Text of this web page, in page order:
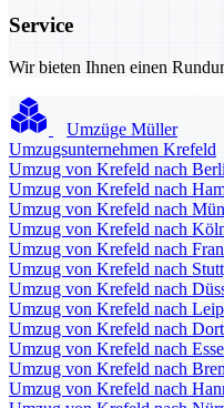
Service
Wir bieten Ihnen einen
Umzüge Müller
Umzugsunternehmen Krefeld
Umzug von Krefeld nach
Umzug von Krefeld nach
Umzug von Krefeld nach
Umzug von Krefeld nach
Umzug von Krefeld nach
Umzug von Krefeld nach
Umzug von Krefeld nach
Umzug von Krefeld nach
Umzug von Krefeld nach
Umzug von Krefeld nach
Umzug von Krefeld nach
Umzug von Krefeld nach